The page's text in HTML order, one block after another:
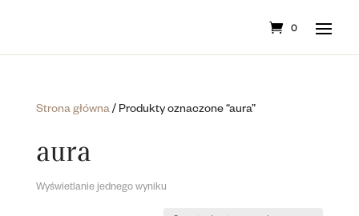
0
Strona główna/ Produkty oznaczone “aura”
aura
Wyświetlanie jednego wyniku